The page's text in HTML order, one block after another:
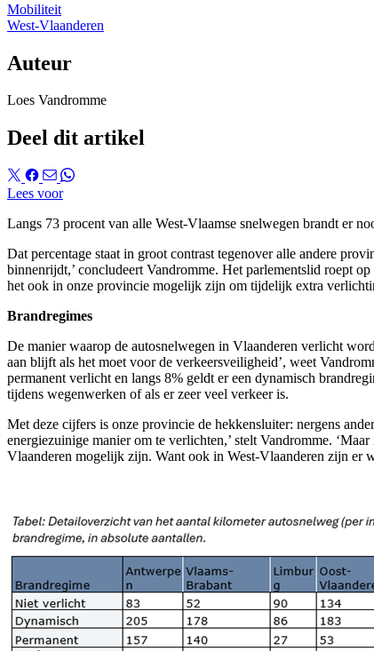
Mobiliteit
West-Vlaanderen
Auteur
Loes Vandromme
Deel dit artikel
Lees voor
Langs 73 procent van alle West-Vlaamse snelwegen brandt er
Dat percentage staat in groot contrast tegenover alle andere
binnenrijdt,’ concludeert Vandromme. Het parlementslid roept
het ook in onze provincie mogelijk zijn om tijdelijk extra
Brandregimes
De manier waarop de autosnelwegen in Vlaanderen verlicht
aan blijft als het moet voor de verkeersveiligheid’, weet
permanent verlicht en langs 8% geldt er een dynamisch
tijdens wegenwerken of als er zeer veel verkeer is.
Met deze cijfers is onze provincie de hekkensluiter: nergens
energiezuinige manier om te verlichten,’ stelt Vandromme.
Vlaanderen mogelijk zijn. Want ook in West-Vlaanderen zijn er